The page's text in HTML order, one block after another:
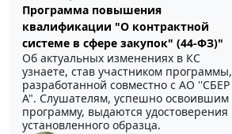
Программа повышения
квалификации "О контрактной
системе в сфере закупок" (44-ФЗ)"
Об актуальных изменениях в КС
узнаете, став участником программы,
разработанной совместно с АО ''СБЕР
А". Слушателям, успешно освоившим
программу, выдаются удостоверения
установленного образца.